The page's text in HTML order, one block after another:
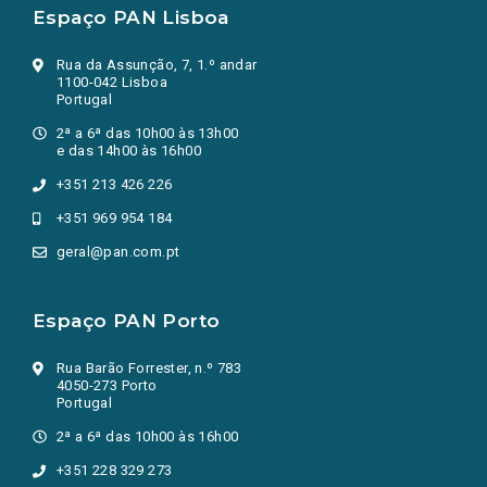
Espaço PAN Lisboa
Rua da Assunção, 7, 1.º andar
1100-042 Lisboa
Portugal
2ª a 6ª das 10h00 às 13h00
e das 14h00 às 16h00
+351 213 426 226
+351 969 954 184
geral@pan.com.pt
Espaço PAN Porto
Rua Barão Forrester, n.º 783
4050-273 Porto
Portugal
2ª a 6ª das 10h00 às 16h00
+351 228 329 273